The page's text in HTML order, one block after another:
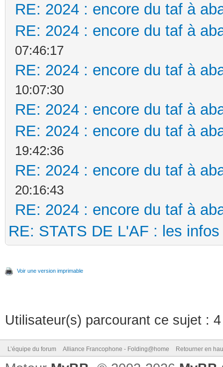
RE: 2024 : encore du taf à
RE: 2024 : encore du taf à
07:46:17
RE: 2024 : encore du taf à
10:07:30
RE: 2024 : encore du taf à
RE: 2024 : encore du taf à
19:42:36
RE: 2024 : encore du taf à
20:16:43
RE: 2024 : encore du taf à
RE: STATS DE L'AF : les
Voir une version imprimable
Utilisateur(s) parcourant ce sujet :
L’équipe du forum Alliance Francophone - Folding@home Retourner en